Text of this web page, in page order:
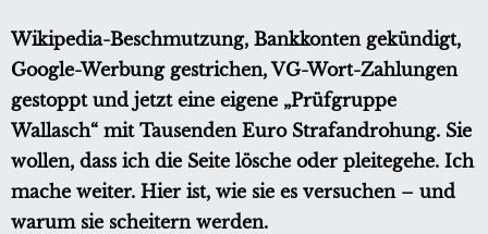
Wikipedia-Beschmutzung, Bankkonten gekündigt,
Google-Werbung gestrichen, VG-Wort-Zahlungen
gestoppt und jetzt eine eigene „Prüfgruppe
Wallasch“ mit Tausenden Euro Strafandrohung. Sie
wollen, dass ich die Seite lösche oder pleitegehe. Ich
mache weiter. Hier ist, wie sie es versuchen – und
warum sie scheitern werden.